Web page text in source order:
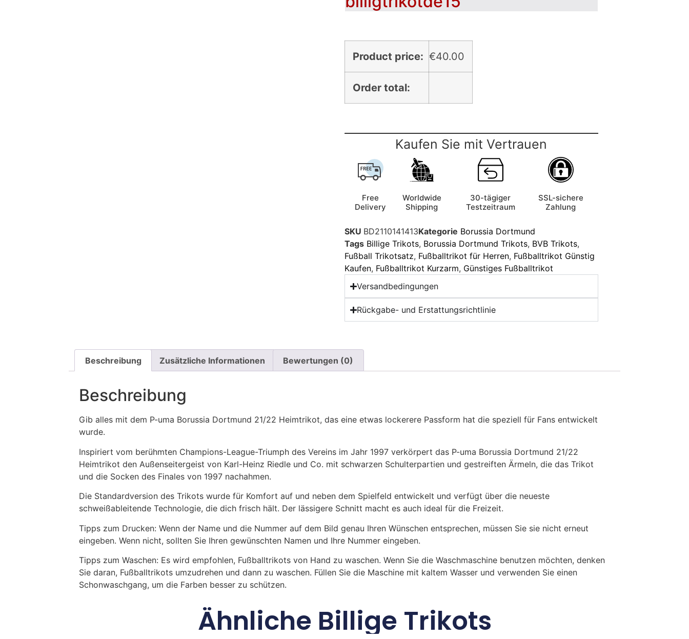
Product price: €40.00
Order total:
Kaufen Sie mit Vertrauen
Free
Delivery
Worldwide
Shipping
30-tägiger
Testzeitraum
SSL-sichere
Zahlung
SKU BD2110141413Kategorie Borussia Dortmund
Tags Billige Trikots, Borussia Dortmund Trikots, BVB Trikots,
Fußball Trikotsatz, Fußballtrikot für Herren, Fußballtrikot Günstig
Kaufen, Fußballtrikot Kurzarm, Günstiges Fußballtrikot
Versandbedingungen
Rückgabe- und Erstattungsrichtlinie
Beschreibung Zusätzliche Informationen Bewertungen (0)
Beschreibung
Gib alles mit dem P-uma Borussia Dortmund 21/22 Heimtrikot, das eine etwas lockerere Passform hat die speziell für Fans entwickelt
wurde.
Inspiriert vom berühmten Champions-League-Triumph des Vereins im Jahr 1997 verkörpert das P-uma Borussia Dortmund 21/22
Heimtrikot den Außenseitergeist von Karl-Heinz Riedle und Co. mit schwarzen Schulterpartien und gestreiften Ärmeln, die das Trikot
und die Socken des Finales von 1997 nachahmen.
Die Standardversion des Trikots wurde für Komfort auf und neben dem Spielfeld entwickelt und verfügt über die neueste
schweißableitende Technologie, die dich frisch hält. Der lässigere Schnitt macht es auch ideal für die Freizeit.
Tipps zum Drucken: Wenn der Name und die Nummer auf dem Bild genau Ihren Wünschen entsprechen, müssen Sie sie nicht erneut
eingeben. Wenn nicht, sollten Sie Ihren gewünschten Namen und Ihre Nummer eingeben.
Tipps zum Waschen: Es wird empfohlen, Fußballtrikots von Hand zu waschen. Wenn Sie die Waschmaschine benutzen möchten, denken
Sie daran, Fußballtrikots umzudrehen und dann zu waschen. Füllen Sie die Maschine mit kaltem Wasser und verwenden Sie einen
Schonwaschgang, um die Farben besser zu schützen.
Ähnliche Billige Trikots